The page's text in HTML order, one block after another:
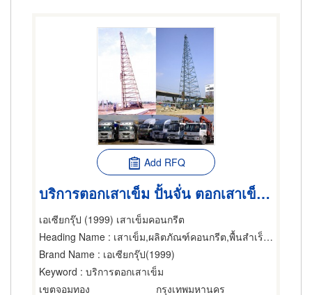
Add RFQ
บริการตอกเสาเข็ม ปั้นจั่น ตอกเสาเข็มคอนกรีต เสาเข็ม
เอเซียกรุ๊ป (1999) เสาเข็มคอนกรีต
Heading Name : เสาเข็ม,ผลิตภัณฑ์คอนกรีต,พื้นสำเร็จรูป (คอนกรีตเสริมเหล็กและอัดแรง)
Brand Name : เอเซียกรุ๊ป(1999)
Keyword : บริการตอกเสาเข็ม
เขตจอมทอง
กรุงเทพมหานคร